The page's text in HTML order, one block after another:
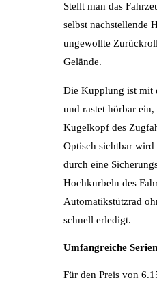
Stellt man das
selbst nachstellende
ungewollte
Gelände.
Die Kupplung ist mit
und rastet hörbar
Kugelkopf des
Optisch sichtbar wird
durch eine
Hochkurbeln des
Automatikstützrad
schnell erledigt.
Umfangreiche
Für den Preis von